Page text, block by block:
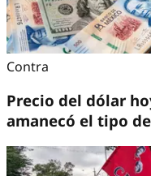
Contra
Precio del dólar
amanecó el tipo